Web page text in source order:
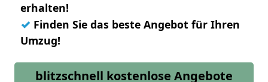
erhalten!
✓ Finden Sie das beste Angebot für Ihren
Umzug!
blitzschnell kostenlose Angebote